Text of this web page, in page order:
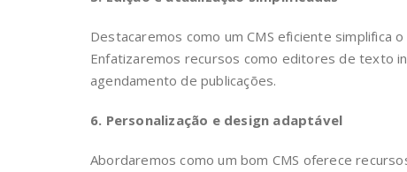
Destacaremos como um CMS eficiente simplifica
Enfatizaremos recursos como editores de texto
agendamento de publicações.
6. Personalização e design adaptável
Abordaremos como um bom CMS oferece